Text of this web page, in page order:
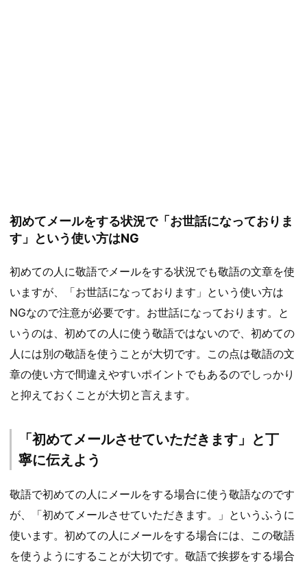
初めてメールをする状況で「お世話になっておりま
す」という使い方はNG
初めての人に敬語でメールをする状況でも敬語の文章を使
いますが、「お世話になっております」という使い方は
NGなので注意が必要です。お世話になっております。と
いうのは、初めての人に使う敬語ではないので、初めての
人には別の敬語を使うことが大切です。この点は敬語の文
章の使い方で間違えやすいポイントでもあるのでしっかり
と抑えておくことが大切と言えます。
「初めてメールさせていただきます」と丁
寧に伝えよう
敬語で初めての人にメールをする場合に使う敬語なのです
が、「初めてメールさせていただきます。」というふうに
使います。初めての人にメールをする場合には、この敬語
を使うようにすることが大切です。敬語で挨拶をする場合